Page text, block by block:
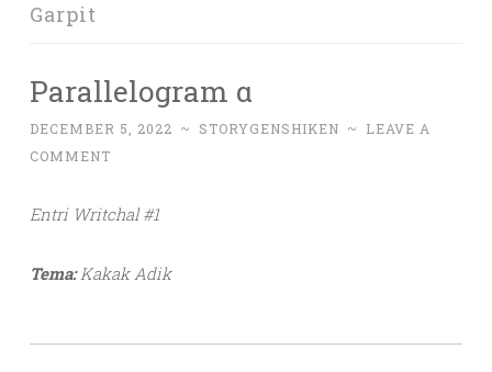
Garpit
Parallelogram α
DECEMBER 5, 2022 ~ STORYGENSHIKEN ~
LEAVE A
COMMENT
Entri Writchal #1
Tema: Kakak Adik